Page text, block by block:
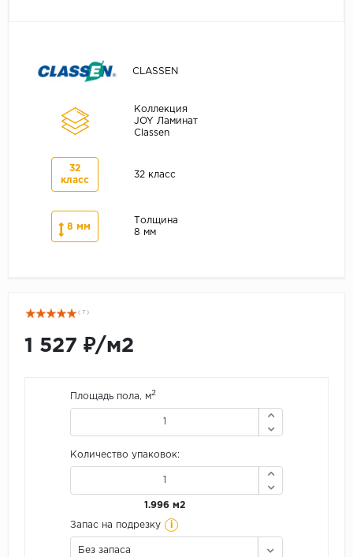
CLASSEN
Коллекция
JOY Ламинат
Classen
32
класс
32 класс
8 мм
Толщина
8 мм
( 7 )
1 527 ₽/м2
Площадь пола, м2
Количество упаковок:
1.996 м2
Запас на подрезку i
Без запаса